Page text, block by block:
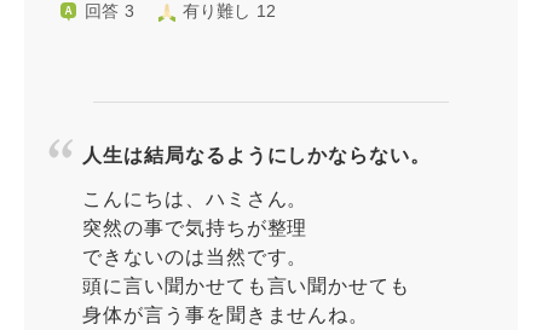
回答 3 有り難し 12
人生は結局なるようにしかならない。
こんにちは、ハミさん。
突然の事で気持ちが整理
できないのは当然です。
頭に言い聞かせても言い聞かせても
身体が言う事を聞きませんね。